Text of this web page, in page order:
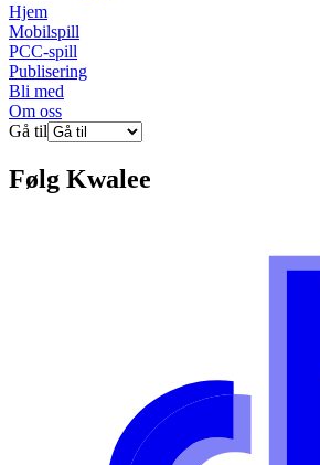
Hjem
Mobilspill
PCC-spill
Publisering
Bli med
Om oss
Gå til
Følg Kwalee